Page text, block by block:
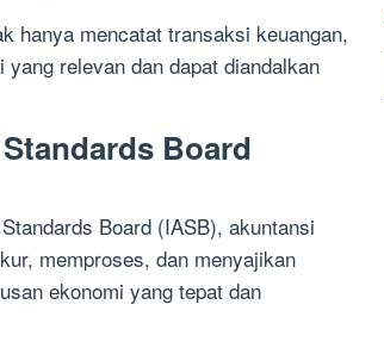
hanya mencatat transaksi keuangan,
relevan dan dapat diandalkan
Board
Board (IASB), akuntansi
memproses, dan menyajikan
ekonomi yang tepat dan